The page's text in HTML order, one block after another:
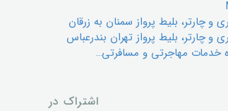
چارتر، بليط پرواز سمنان به زرقان
چارتر، بلیط پرواز تهران بندرعباس
خدمات مهاجرتی و مسافرتی…
اشتراک در